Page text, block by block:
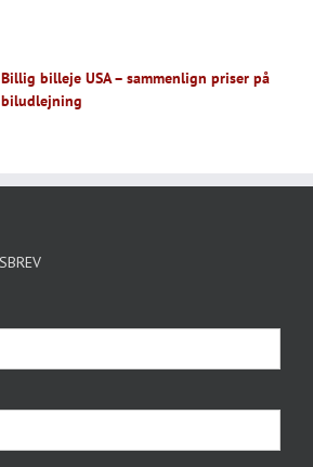
Billig billeje USA – sammenlign priser på
biludlejning